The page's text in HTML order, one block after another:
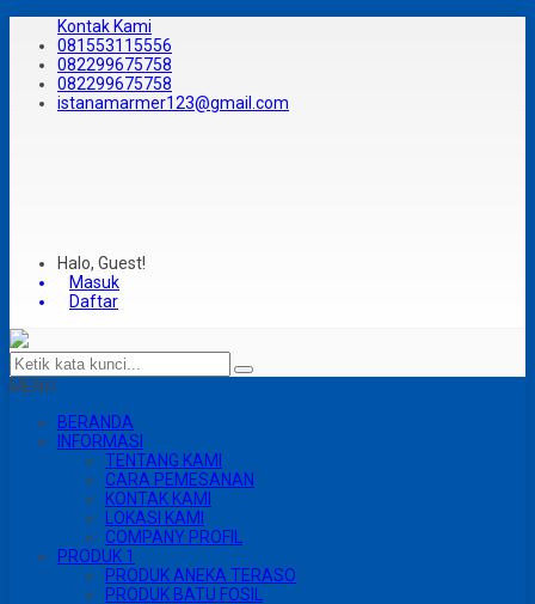
Kontak Kami
081553115556
082299675758
082299675758
istanamarmer123@gmail.com
Halo, Guest!
Masuk
Daftar
MENU
BERANDA
INFORMASI
TENTANG KAMI
CARA PEMESANAN
KONTAK KAMI
LOKASI KAMI
COMPANY PROFIL
PRODUK 1
PRODUK ANEKA TERASO
PRODUK BATU FOSIL